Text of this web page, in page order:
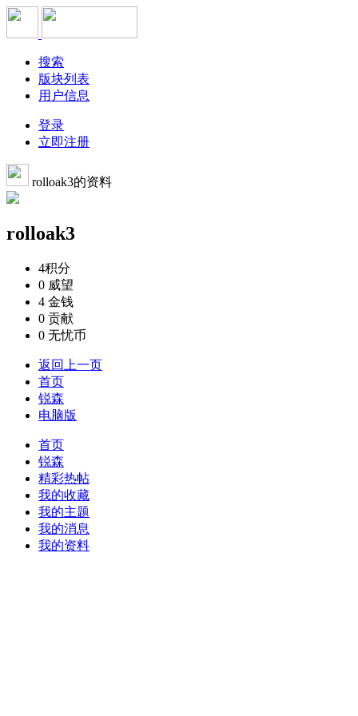
搜索
版块列表
用户信息
登录
立即注册
rolloak3的资料
rolloak3
4积分
0 威望
4 金钱
0 贡献
0 无忧币
返回上一页
首页
锐森
电脑版
首页
锐森
精彩热帖
我的收藏
我的主题
我的消息
我的资料